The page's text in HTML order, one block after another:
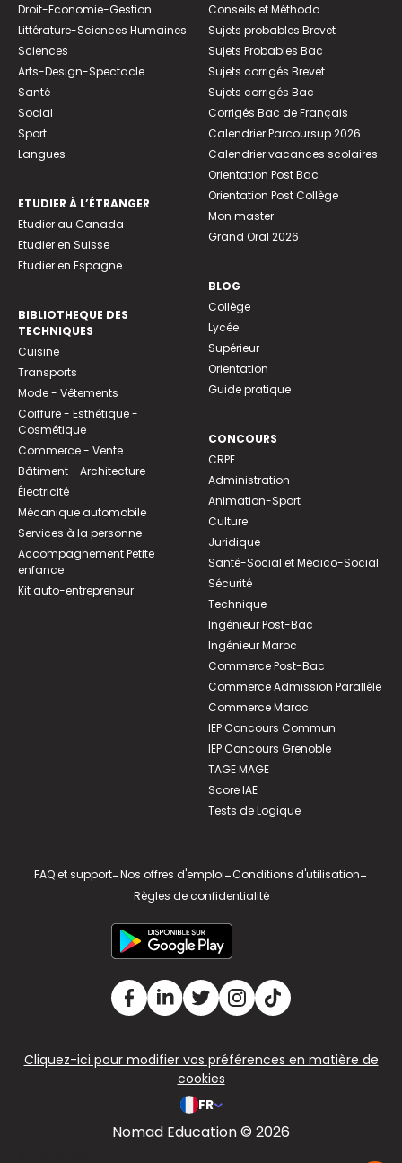
Droit-Economie-Gestion
Littérature-Sciences Humaines
Sciences
Arts-Design-Spectacle
Santé
Social
Sport
Langues
ETUDIER À L’ÉTRANGER
Etudier au Canada
Etudier en Suisse
Etudier en Espagne
BIBLIOTHEQUE DES
TECHNIQUES
Cuisine
Transports
Mode - Vêtements
Coiffure - Esthétique -
Cosmétique
Commerce - Vente
Bâtiment - Architecture
Électricité
Mécanique automobile
Services à la personne
Accompagnement Petite
enfance
Kit auto-entrepreneur
Conseils et Méthodo
Sujets probables Brevet
Sujets Probables Bac
Sujets corrigés Brevet
Sujets corrigés Bac
Corrigés Bac de Français
Calendrier Parcoursup 2026
Calendrier vacances scolaires
Orientation Post Bac
Orientation Post Collège
Mon master
Grand Oral 2026
BLOG
Collège
Lycée
Supérieur
Orientation
Guide pratique
CONCOURS
CRPE
Administration
Animation-Sport
Culture
Juridique
Santé-Social et Médico-Social
Sécurité
Technique
Ingénieur Post-Bac
Ingénieur Maroc
Commerce Post-Bac
Commerce Admission Parallèle
Commerce Maroc
IEP Concours Commun
IEP Concours Grenoble
TAGE MAGE
Score IAE
Tests de Logique
FAQ et support-Nos offres d'emploi-Conditions d'utilisation-
Règles de confidentialité
Cliquez-ici pour modifier vos préférences en matière de
cookies
FR
Nomad Education © 2026